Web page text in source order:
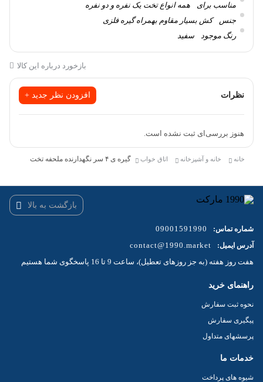
همچنین این محصول با داشتن تسمه های تنظیم شونده ی طول برای هر
سایز تشک و ملحفه و حتی تشک های سفارشی با ابعاد مختلف مناسب
میباشد
علاوه بر تشک تخت برای نگه داشتن روکش صندلی ماشین، روکش
صندلی مبلمان ،روکش ابزار و وسایل و… نیز مورد استفاده قرار میگیرد
مناسب برای
همه انواع تخت یک نفره و دو نفره
جنس
کش بسیار مقاوم بهمراه گیره فلزی
رنگ موجود
سفید
بازخورد درباره این کالا
نظرات افزودن نظر جدید +
هنوز بررسی‌ای ثبت نشده است.
خانه خانه و آشپزخانه اتاق خواب گیره ی ۴ سر نگهدارنده ملحفه تخت
بازگشت به بالا
شماره تماس: 09001591990
آدرس ایمیل:
contact@1990.market
هفت روز هفته (به جز روزهای تعطیل)، ساعت 9 تا 16 پاسخگوی شما هستیم
راهنمای خرید
نحوه ثبت سفارش
پیگیری سفارش
پرسشهای متداول
خدمات ما
شیوه های پرداخت